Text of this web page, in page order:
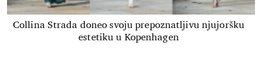
Collina Strada doneo svoju prepoznatljivu njujoršku
estetiku u Kopenhagen